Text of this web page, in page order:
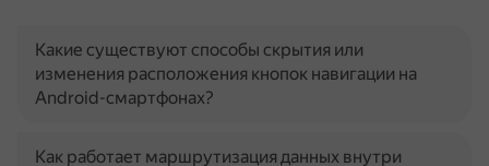
Какие существуют способы скрытия или
изменения расположения кнопок навигации на
Android-смартфонах?
Как работает маршрутизация данных внутри